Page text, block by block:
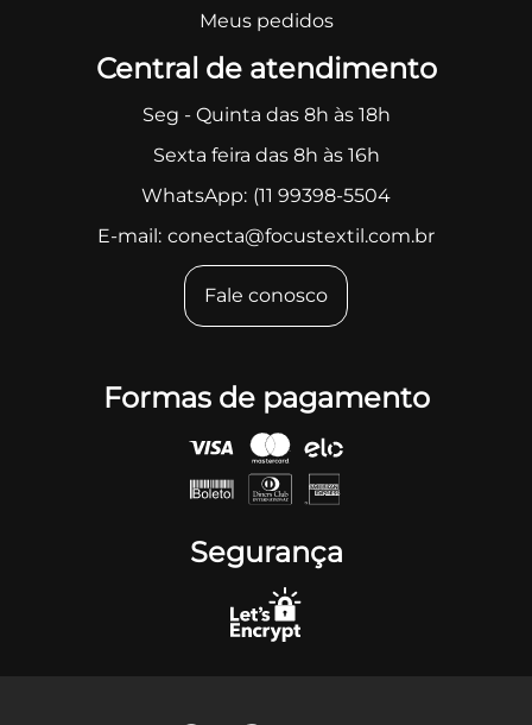
Meus pedidos
Central de atendimento
Seg - Quinta das 8h às 18h
Sexta feira das 8h às 16h
WhatsApp: (11 99398-5504
E-mail: conecta@focustextil.com.br
Fale conosco
Formas de pagamento
Segurança